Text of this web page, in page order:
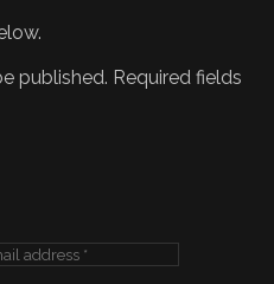
published. Required fields